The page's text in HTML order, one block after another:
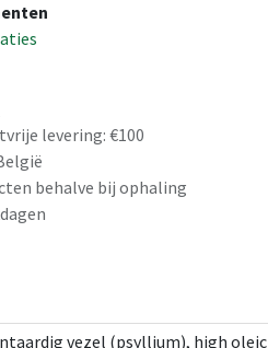
levering: €100
behalve bij ophaling
vezel (psyllium), high oleic